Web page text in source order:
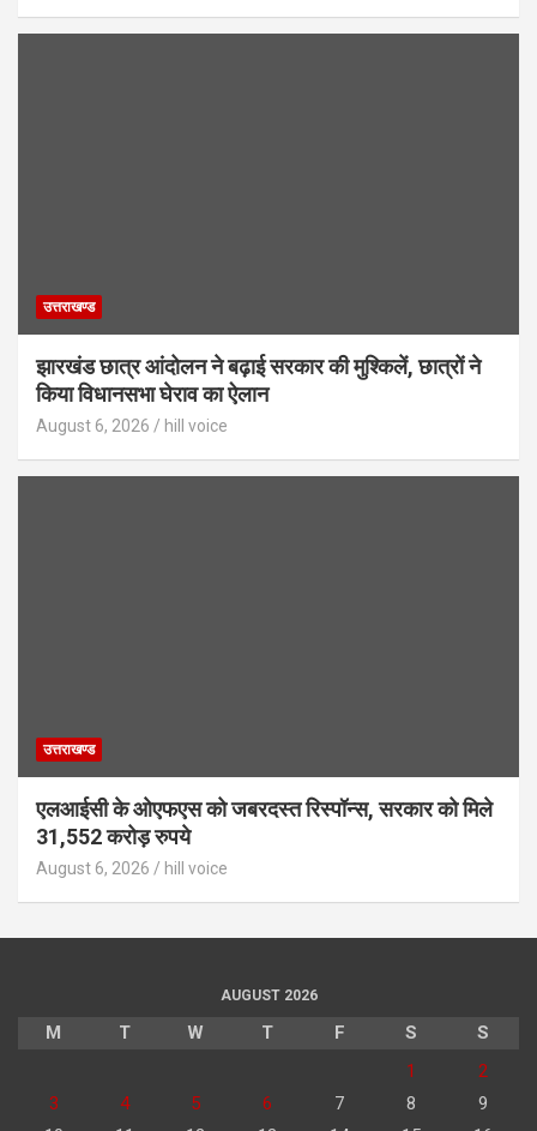
उत्तराखण्ड
झारखंड छात्र आंदोलन ने बढ़ाई सरकार की मुश्किलें, छात्रों ने
किया विधानसभा घेराव का ऐलान
August 6, 2026 hill voice
उत्तराखण्ड
एलआईसी के ओएफएस को जबरदस्त रिस्पॉन्स, सरकार को मिले
31,552 करोड़ रुपये
August 6, 2026 hill voice
AUGUST 2026
M T W T F S
S
1
2
3
4 5 6 7 8
9